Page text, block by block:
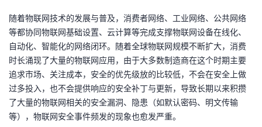
客
论
坛
的
圈
子
我
的
直
播
我
的
活
我
的
我
随着物联网技术的发展与普及，消费者网络、工业网络、公共网络
等都协同物联网基础设置、云计算等完成支撑物联网设备在线化、
自动化、智能化的网络闭环。随着全球物联网规模不断扩大，消费
时长涌现了大量的物联网应用，由于大多数制造商在这个时期主要
追求市场、关注成本，安全的优先级放的比较低，不会在安全上做
过多投入，也不会提供响应的安全补丁与更新，导致长期以来积攒
了大量的物联网相关的安全漏洞、隐患（如默认密码、明文传输
等），物联网安全事件频发的现象也愈发严重。